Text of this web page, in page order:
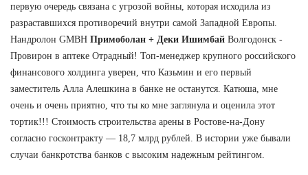
первую очередь связана с угрозой войны, которая исходила из
разраставшихся противоречий внутри самой Западной Европы.
Нандролон GMBH Примоболан + Деки Ишимбай Волгодонск -
Провирон в аптеке Отрадный! Топ-менеджер крупного российского
финансового холдинга уверен, что Казьмин и его первый
заместитель Алла Алешкина в банке не останутся. Катюша, мне
очень и очень приятно, что ты ко мне заглянула и оценила этот
тортик!!! Стоимость строительства арены в Ростове-на-Дону
согласно госконтракту — 18,7 млрд рублей. В истории уже бывали
случаи банкротства банков с высоким надежным рейтингом.